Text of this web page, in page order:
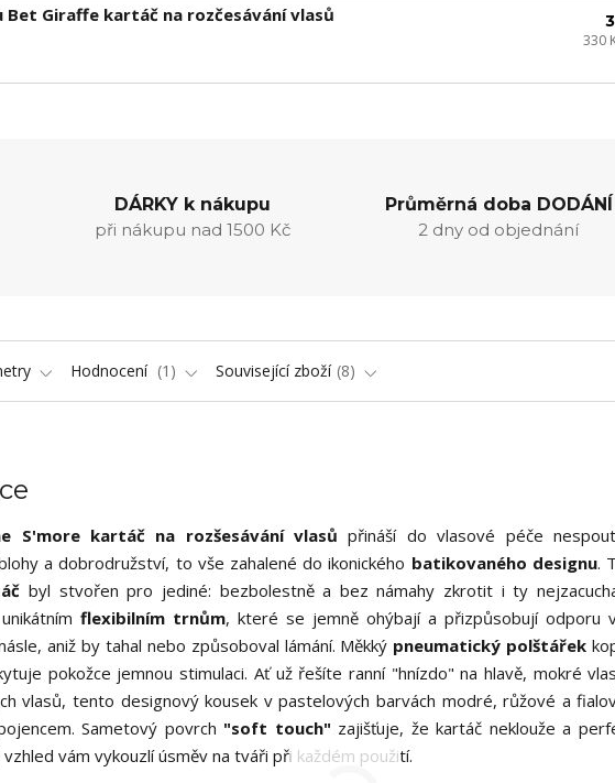
Bet Giraffe kartáč na rozčesávání vlasů
330
DÁRKY k nákupu
při nákupu nad 1500 Kč
Průměrná doba DODÁNÍ
2 dny od objednání
Hodnocení 1 Související zboží 8
S'more kartáč na rozšesávání vlasů přináší do vlasové péče
a dobrodružství, to vše zahalené do ikonického batikovaného designu.
byl stvořen pro jediné: bezbolestně a bez námahy zkrotit i ty
flexibilním trnům, které se jemně ohýbají a přizpůsobují odporu
aniž by tahal nebo způsoboval lámání. Měkký pneumatický polštářek
pokožce jemnou stimulaci. Ať už řešíte ranní "hnízdo" na hlavě, mokré
vlasů, tento designový kousek v pastelových barvách modré, růžové a
Sametový povrch "soft touch" zajišťuje, že kartáč neklouže a
vám vykouzlí úsměv na tváři při každém použití.